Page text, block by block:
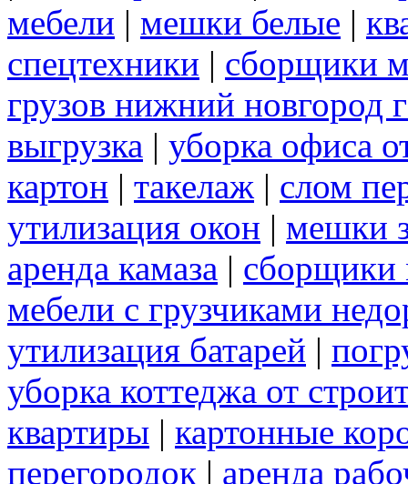
мебели | мешки белые |
спецтехники | сборщики
грузов нижний новгород
выгрузка | уборка офиса
картон | такелаж | слом
утилизация окон | мешки
аренда камаза | сборщики
мебели с грузчиками
утилизация батарей |
уборка коттеджа от
квартиры | картонные
перегородок | аренда